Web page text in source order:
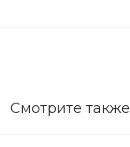
Смотрите также